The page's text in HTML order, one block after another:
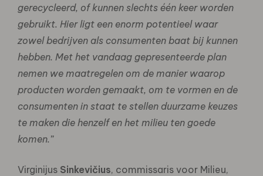
gerecycleerd, of kunnen slechts één keer worden
gebruikt. Hier ligt een enorm potentieel waar
zowel bedrijven als consumenten baat bij kunnen
hebben. Met het vandaag gepresenteerde plan
nemen we maatregelen om de manier waarop
producten worden gemaakt, om te vormen en de
consumenten in staat te stellen duurzame keuzes
te maken die henzelf en het milieu ten goede
komen.”
Virginijus Sinkevičius, commissaris voor Milieu,